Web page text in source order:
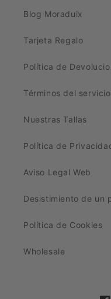
Blog Moraduix
Tarjeta Regalo
Política de
Términos del servicio
Nuestras Tallas
Política de
Aviso Legal Web
Desistimiento de un
Política de Cookies
Wholesale